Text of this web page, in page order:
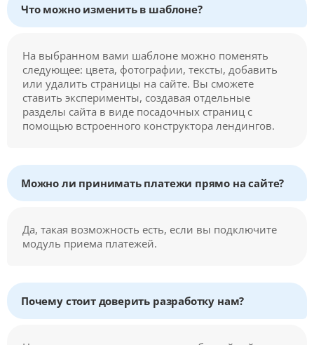
Что можно изменить в шаблоне?
На выбранном вами шаблоне можно поменять
следующее: цвета, фотографии, тексты, добавить
или удалить страницы на сайте. Вы сможете
ставить эксперименты, создавая отдельные
разделы сайта в виде посадочных страниц с
помощью встроенного конструктора лендингов.
Можно ли принимать платежи прямо на сайте?
Да, такая возможность есть, если вы подключите
модуль приема платежей.
Почему стоит доверить разработку нам?